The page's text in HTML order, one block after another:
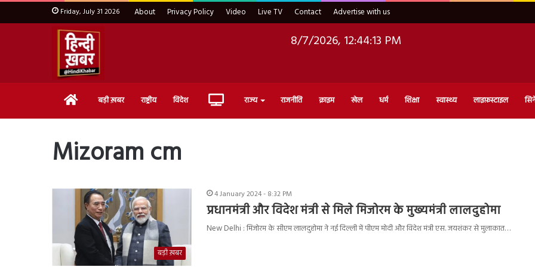
Friday, July 31 2026 About Privacy Policy Video Live TV Contact Advertise with us
8/7/2026, 12:44:13 PM
Home बड़ी ख़बर राष्ट्रीय विदेश Live राज्य राजनीति क्राइम खेल धर्म शिक्षा स्वास्थ्य लाइफ़स्टाइल
Mizoram cm
बड़ी ख़बर
4 January 2024 - 8:32 PM
प्रधानमंत्री और विदेश मंत्री से मिले मिजोरम के मुख्यमंत्री लालदुहोमा
New Delhi : मिजोरम के सीएम लालदुहोमा ने नई दिल्ली में पीएम मोदी और विदेश मंत्री एस. जयशंकर से मुलाकात…